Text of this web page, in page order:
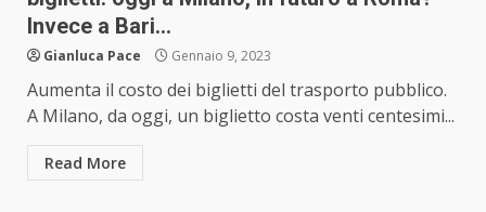
Invece a Bari…
Gianluca Pace Gennaio 9, 2023
Aumenta il costo dei biglietti del trasporto pubblico.
A Milano, da oggi, un biglietto costa venti centesimi...
Read More